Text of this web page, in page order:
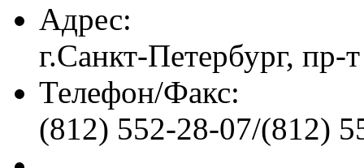
Адрес:
г.Санкт-Петербург, пр-
Телефон/Факс:
(812) 552-28-07/(812)